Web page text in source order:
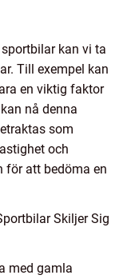
kan vi ta
Till exempel kan
en viktig faktor
nå denna
som
och
för att bedöma en
Skiljer Sig
med gamla